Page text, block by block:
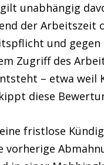
gilt unabhängig
der
und
Zugriff des
– etwa weil
diese
fristlose
vorherige